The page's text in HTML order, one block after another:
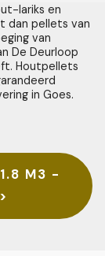
lariks en
dan pellets van
van
De Deurloop
Houtpellets
in Goes.
M3 -